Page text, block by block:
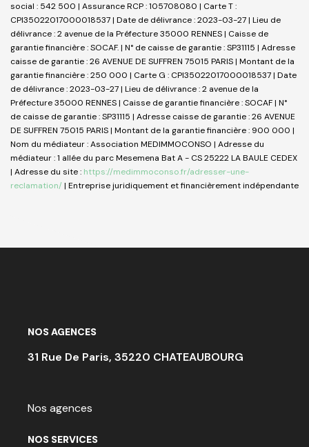
social : 542 500 | Assurance RCP : 105708080 | Carte T :
CPI35022017000018537 | Date de délivrance : 2023-03-27 | Lieu de
délivrance : 2 avenue de la Préfecture 35000 RENNES | Caisse de
garantie financière : SOCAF. | N° de caisse de garantie : SP31115 | Adresse
caisse de garantie : 26 AVENUE DE SUFFREN 75015 PARIS | Montant de la
garantie financière : 250 000 | Carte G : CPI35022017000018537 | Date
de délivrance : 2023-03-27 | Lieu de délivrance : 2 avenue de la
Préfecture 35000 RENNES | Caisse de garantie financière : SOCAF | N°
de caisse de garantie : SP31115 | Adresse caisse de garantie : 26 AVENUE
DE SUFFREN 75015 PARIS | Montant de la garantie financière : 900 000 |
Nom du médiateur : Association MEDIMMOCONSO | Adresse du
médiateur : 1 allée du parc Mesemena Bat A - CS 25222 LA BAULE CEDEX
| Adresse du site : https://medimmoconso.fr/adresser-une-
reclamation/| Entreprise juridiquement et financièrement indépendante
NOS AGENCES
31 Rue De Paris, 35220 CHATEAUBOURG
Nos agences
NOS SERVICES